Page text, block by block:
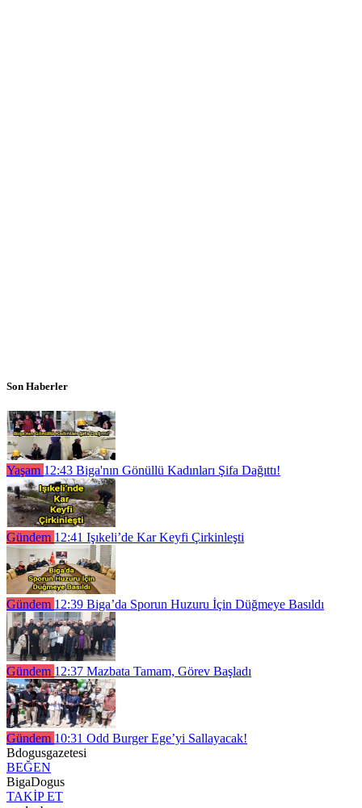
Son Haberler
Yaşam 12:43 Biga'nın Gönüllü Kadınları Şifa Dağıttı!
Gündem 12:41 Işıkeli’de Kar Keyfi Çirkinleşti
Gündem 12:39 Biga’da Sporun Huzuru İçin Düğmeye Basıldı
Gündem 12:37 Mazbata Tamam, Görev Başladı
Gündem 10:31 Odd Burger Ege’yi Sallayacak!
Bdogusgazetesi
BEĞEN
BigaDogus
TAKİP ET